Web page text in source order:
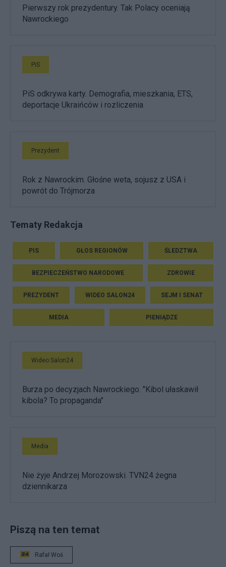
Pierwszy rok prezydentury. Tak Polacy oceniają
Nawrockiego
PiS
PiS odkrywa karty. Demografia, mieszkania, ETS,
deportacje Ukraińców i rozliczenia
Prezydent
Rok z Nawrockim. Głośne weta, sojusz z USA i
powrót do Trójmorza
Tematy Redakcja
PIS GŁOS REGIONÓW ŚLEDZTWA
BEZPIECZEŃSTWO NARODOWE ZDROWIE
PREZYDENT WIDEO SALON24 SEJM I SENAT
MEDIA PIENIĄDZE
Wideo Salon24
Burza po decyzjach Nawrockiego. "Kibol ułaskawił
kibola? To propaganda"
Media
Nie żyje Andrzej Morozowski. TVN24 żegna
dziennikarza
Piszą na ten temat
Rafał Woś